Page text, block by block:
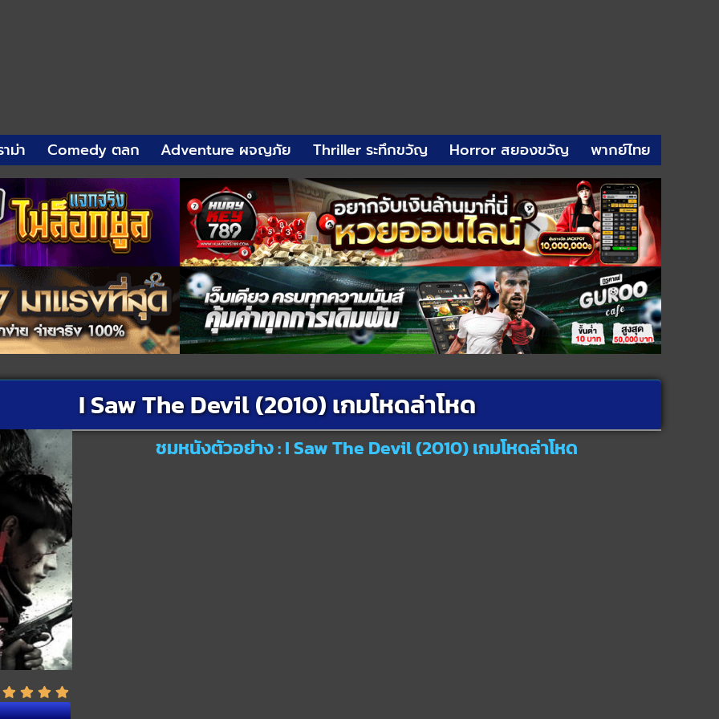
ม่า Comedy ตลก Adventure ผจญภัย Thriller ระทึกขวัญ Horror สยองขวัญ พากย์ไทย
I Saw The Devil (2010) เกมโหดล่าโหด
ชมหนังตัวอย่าง : I Saw The Devil (2010) เกมโหดล่าโหด